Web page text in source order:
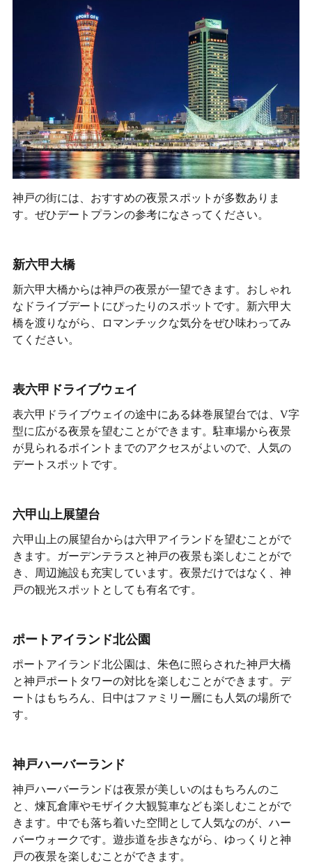
神戸の街には、おすすめの夜景スポットが多数ありま
す。ぜひデートプランの参考になさってください。
新六甲大橋
新六甲大橋からは神戸の夜景が一望できます。おしゃれ
なドライブデートにぴったりのスポットです。新六甲大
橋を渡りながら、ロマンチックな気分をぜひ味わってみ
てください。
表六甲ドライブウェイ
表六甲ドライブウェイの途中にある鉢巻展望台では、V字
型に広がる夜景を望むことができます。駐車場から夜景
が見られるポイントまでのアクセスがよいので、人気の
デートスポットです。
六甲山上展望台
六甲山上の展望台からは六甲アイランドを望むことがで
きます。ガーデンテラスと神戸の夜景も楽しむことがで
き、周辺施設も充実しています。夜景だけではなく、神
戸の観光スポットとしても有名です。
ポートアイランド北公園
ポートアイランド北公園は、朱色に照らされた神戸大橋
と神戸ポートタワーの対比を楽しむことができます。デ
ートはもちろん、日中はファミリー層にも人気の場所で
す。
神戸ハーバーランド
神戸ハーバーランドは夜景が美しいのはもちろんのこ
と、煉瓦倉庫やモザイク大観覧車なども楽しむことがで
きます。中でも落ち着いた空間として人気なのが、ハー
バーウォークです。遊歩道を歩きながら、ゆっくりと神
戸の夜景を楽しむことができます。